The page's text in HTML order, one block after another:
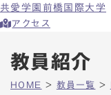
共愛学園前橋国際大学
アクセス
教員紹介
HOME > 教員一覧 >